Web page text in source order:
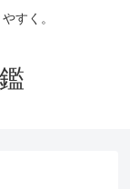
すく。